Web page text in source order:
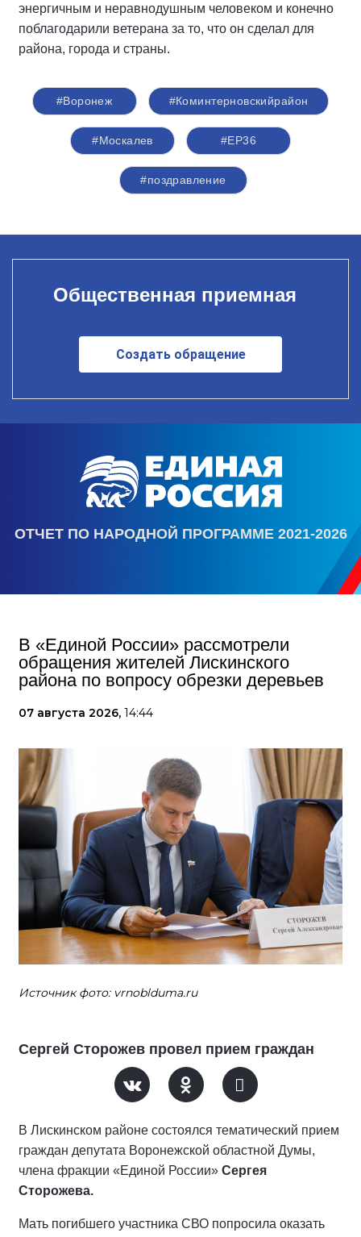
энергичным и неравнодушным человеком и конечно
поблагодарили ветерана за то, что он сделал для
района, города и страны.
#Воронеж #Коминтерновскийрайон
#Москалев #ЕР36
#поздравление
Общественная приемная
Создать обращение
ОТЧЕТ ПО НАРОДНОЙ ПРОГРАММЕ 2021-2026
В «Единой России» рассмотрели
обращения жителей Лискинского
района по вопросу обрезки деревьев
07 августа 2026, 14:44
Источник фото: vrnoblduma.ru
Сергей Сторожев провел прием граждан
В Лискинском районе состоялся тематический прием
граждан депутата Воронежской областной Думы,
члена фракции «Единой России» Сергея
Сторожева.
Мать погибшего участника СВО попросила оказать